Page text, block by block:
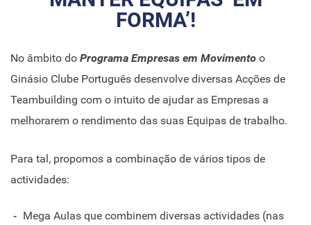
FORMA’!
No âmbito do Programa Empresas em Movimento o
Ginásio Clube Português desenvolve diversas Acções de
Teambuilding com o intuito de ajudar as Empresas a
melhorarem o rendimento das suas Equipas de trabalho.
Para tal, propomos a combinação de vários tipos de
actividades:
Mega Aulas que combinem diversas actividades (nas